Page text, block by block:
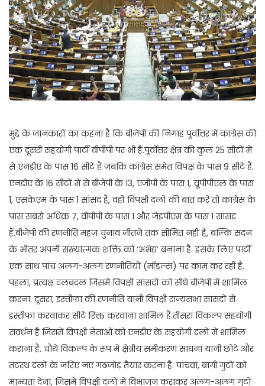
मुद्दे के जानकारों का कहना है कि बीजेपी की निगाह पूर्वोत्तर में कांग्रेस की
एक दूसरी सहयोगी पार्टी वीपीपी पर भी है.पूर्वोत्तर क्षेत्र की कुल 25 सीटों में
से एनडीए के पास 16 सीटें हैं जबकि कांग्रेस समेत विपक्ष के पास 9 सीटें हैं.
एनडीए के 16 सीटों में से बीजेपी के 13, एजीपी के पास 1, यूपीपीएल के पास
1, एसकेएम के पास 1 सांसद हैं, वहीं विपक्षी दलों की बात करें तो कांग्रेस के
पास सबसे अधिक 7, वीपीपी के पास 1 और जेडपीएम के पास 1 सांसद
हैं.बीजेपी की रणनीति महज चुनाव जीतने तक सीमित नहीं है, बल्कि सदन
के भीतर अपनी संख्यात्मक शक्ति को ‘अभेद्य’ बनाना है. इसके लिए पार्टी
एक साथ पांच अलग-अलग रणनीतियों (मॉडल्स) पर काम कर रही है.
पहला, प्रत्यक्ष दलबदल जिसमें विपक्षी सांसदों को सीधे बीजेपी में शामिल
करना. दूसरा, इस्तीफा की रणनीति यानी विपक्षी राज्यसभा सांसदों से
इस्तीफा करवाकर सीटें रिक्त करवाना शामिल हैं.तीसरा विकल्प सहयोगी
संवर्धन है जिसमें विपक्षी नेताओं को एनडीए के सहयोगी दलों में शामिल
कराना है. चौथे विकल्प के रूप में क्षेत्रीय समीकरण साधना यानी छोटे और
तटस्थ दलों के जरिए नए गठजोड़ तैयार करना है. पांचवां, बागी गुटों को
मान्यता देना, जिसमें विपक्षी दलों में विभाजन कराकर अलग-अलग गुटों